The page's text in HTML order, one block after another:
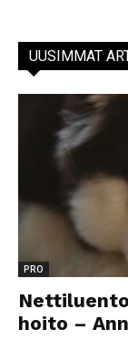
UUSIMMAT
PRO
Nettiluento
hoito –